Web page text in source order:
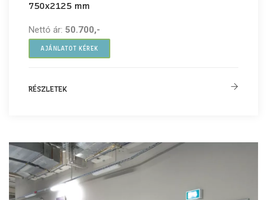
750x2125 mm
Nettó ár: 50.700,-
AJÁNLATOT KÉREK
RÉSZLETEK